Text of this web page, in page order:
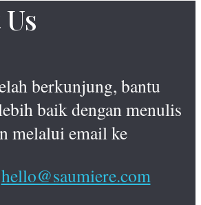
berkunjung, bantu
baik dengan menulis
melalui email ke
hello@saumiere.com